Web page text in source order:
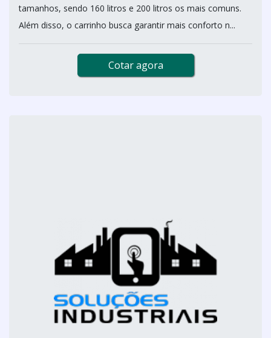
tamanhos, sendo 160 litros e 200 litros os mais comuns.
Além disso, o carrinho busca garantir mais conforto n...
Cotar agora